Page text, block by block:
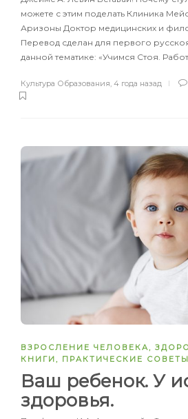
можете с этим поделать Клиника
Аризоны Доктор медицинских и
Перевод сделан для первого
данной тематике: «Учимся Стоя.
Культура Образования, 4 года назад
ВЗРОСЛЕНИЕ ЧЕЛОВЕКА ,
КНИГИ , ПРАКТИЧЕСКИЕ СОВЕТЫ
Ваш ребенок. У
здоровья.